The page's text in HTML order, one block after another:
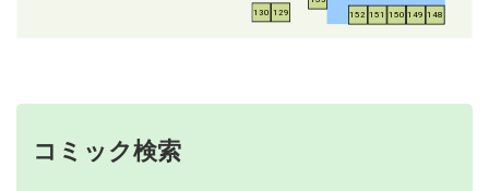
129
130 148
149
150
151
152
コミック検索